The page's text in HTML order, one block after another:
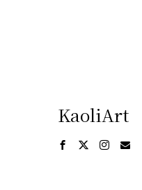
KaoliArt